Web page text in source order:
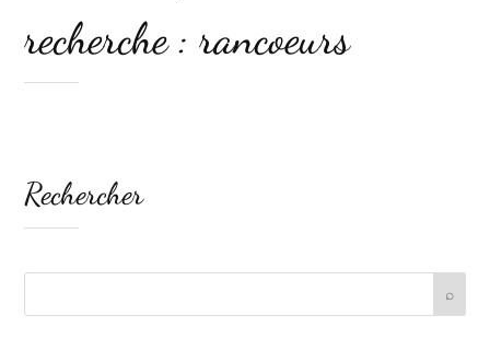
recherche : rancoeurs
Rechercher